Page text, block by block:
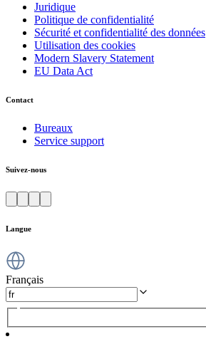
Juridique
Politique de confidentialité
Sécurité et confidentialité des données
Utilisation des cookies
Modern Slavery Statement
EU Data Act
Contact
Bureaux
Service support
Suivez-nous
Langue
Français